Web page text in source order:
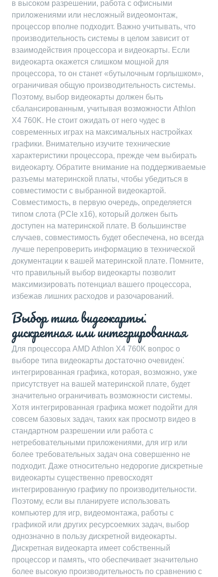
в высоком разрешении, работа с офисными
приложениями или несложный видеомонтаж,
процессор вполне подходит. Важно учитывать, что
производительность системы в целом зависит от
взаимодействия процессора и видеокарты. Если
видеокарта окажется слишком мощной для
процессора, то он станет «бутылочным горлышком»,
ограничивая общую производительность системы.
Поэтому, выбор видеокарты должен быть
сбалансированным, учитывая возможности Athlon
X4 760K. Не стоит ожидать от него чудес в
современных играх на максимальных настройках
графики. Внимательно изучите технические
характеристики процессора, прежде чем выбирать
видеокарту. Обратите внимание на поддерживаемые
разъемы материнской платы, чтобы убедиться в
совместимости с выбранной видеокартой.
Совместимость, в первую очередь, определяется
типом слота (PCIe x16), который должен быть
доступен на материнской плате. В большинстве
случаев, совместимость будет обеспечена, но всегда
лучше перепроверить информацию в технической
документации к вашей материнской плате. Помните,
что правильный выбор видеокарты позволит
максимизировать потенциал вашего процессора,
избежав лишних расходов и разочарований.
Выбор типа видеокарты⁚
дискретная или интегрированная
Для процессора AMD Athlon X4 760K вопрос о
выборе типа видеокарты достаточно очевиден⁚
интегрированная графика, которая, возможно, уже
присутствует на вашей материнской плате, будет
значительно ограничивать возможности системы.
Хотя интегрированная графика может подойти для
совсем базовых задач, таких как просмотр видео в
стандартном разрешении или работа с
нетребовательными приложениями, для игр или
более требовательных задач она совершенно не
подходит. Даже относительно недорогие дискретные
видеокарты существенно превосходят
интегрированную графику по производительности.
Поэтому, если вы планируете использовать
компьютер для игр, видеомонтажа, работы с
графикой или других ресурсоемких задач, выбор
однозначно в пользу дискретной видеокарты.
Дискретная видеокарта имеет собственный
процессор и память, что обеспечивает значительно
более высокую производительность по сравнению с